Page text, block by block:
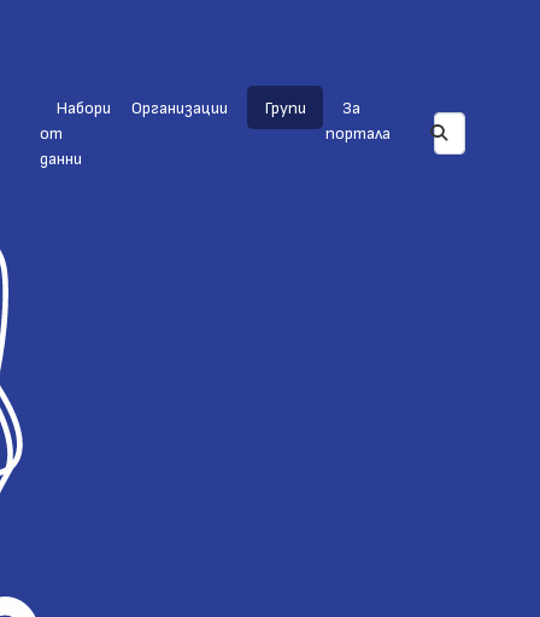
Набори
от
данни
Организации Групи
За
портала